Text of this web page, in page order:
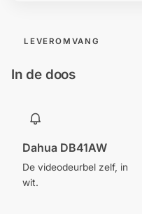
LEVEROMVANG
In de doos
Dahua DB41AW
De videodeurbel zelf, in
wit.